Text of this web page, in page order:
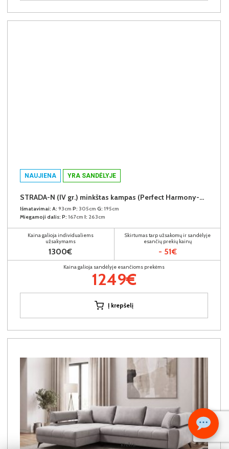
Kiekis:
NAUJIENA YRA SANDĖLYJE
STRADA-N (IV gr.) minkštas kampas (Perfect Harmony-04) D
Išmatavimai: A: 93cm P: 305cm G: 195cm
Miegamoji dalis: P: 167cm I: 263cm
Kaina galioja individualiems
užsakymams
1300€
Skirtumas tarp užsakomų ir sandėlyje
esančių prekių kainų
- 51€
Kaina galioja sandėlyje esančioms prekėms
1249€
Į krepšelį